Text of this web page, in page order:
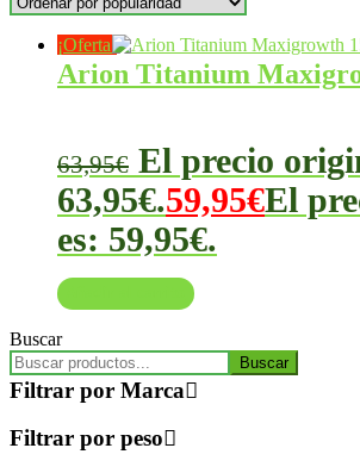
¡Oferta!
Arion Titanium
63,95€ El precio
63,95€.59,95€El
es: 59,95€.
Buscar
Buscar
Filtrar por Marca
Filtrar por peso